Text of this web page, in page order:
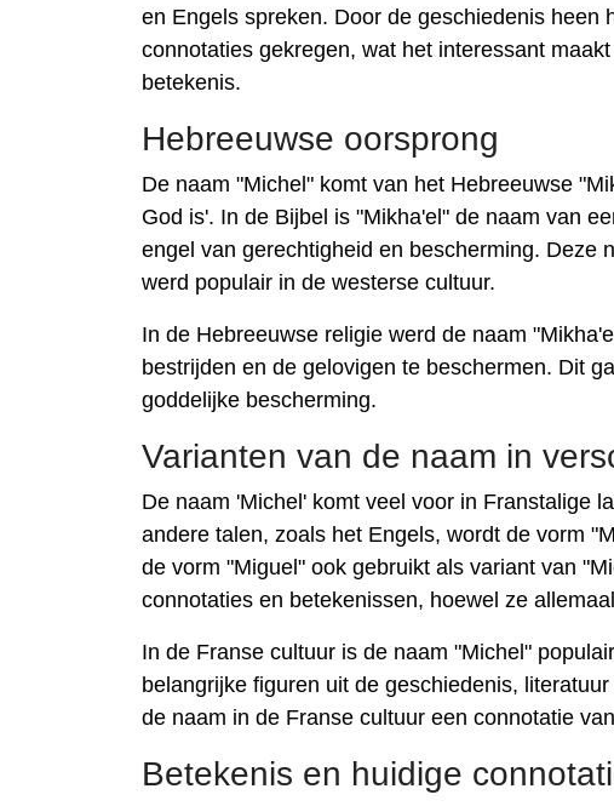
en Engels spreken. Door de geschiedenis heen
connotaties gekregen, wat het interessant
betekenis.
Hebreeuwse oorsprong
De naam "Michel" komt van het Hebreeuwse
God is'. In de Bijbel is "Mikha'el" de naam van
engel van gerechtigheid en bescherming. Deze
werd populair in de westerse cultuur.
In de Hebreeuwse religie werd de naam
bestrijden en de gelovigen te beschermen. Dit
goddelijke bescherming.
Varianten van de naam in
De naam 'Michel' komt veel voor in Franstalige
andere talen, zoals het Engels, wordt de vorm
de vorm "Miguel" ook gebruikt als variant van
connotaties en betekenissen, hoewel ze
In de Franse cultuur is de naam "Michel"
belangrijke figuren uit de geschiedenis,
de naam in de Franse cultuur een connotatie
Betekenis en huidige